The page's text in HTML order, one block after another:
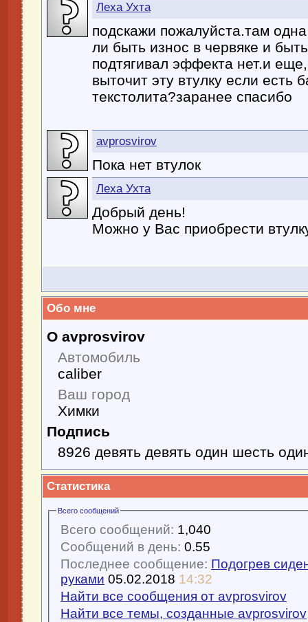
Леха Ухта
подскажи пожалуйста.там
ли быть износ в червяке и
подтягивал эффекта нет.и
выточит эту втулку если есть
текстолита?заранее спасибо
avprosvirov
Пока нет втулок
Леха Ухта
Добрый день!
Можно у Вас приобрести
Обо мне
О avprosvirov
Автомобиль
caliber
Ваш город
Химки
Подпись
8926 девять девять один шесть
Статистика
Всего сообщений
Всего сообщений: 1,040
Сообщений в день: 0.55
Последнее сообщение: Подогрев
руками 05.02.2018 14:32
Найти все сообщения от avprosvirov
Найти все темы, созданные avprosvirov